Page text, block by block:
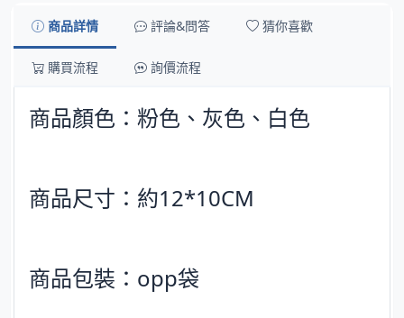
商品詳情 評論&問答 猜你喜歡
購買流程 詢價流程
商品顏色：粉色、灰色、白色
商品尺寸：約12*10CM
商品包裝：opp袋